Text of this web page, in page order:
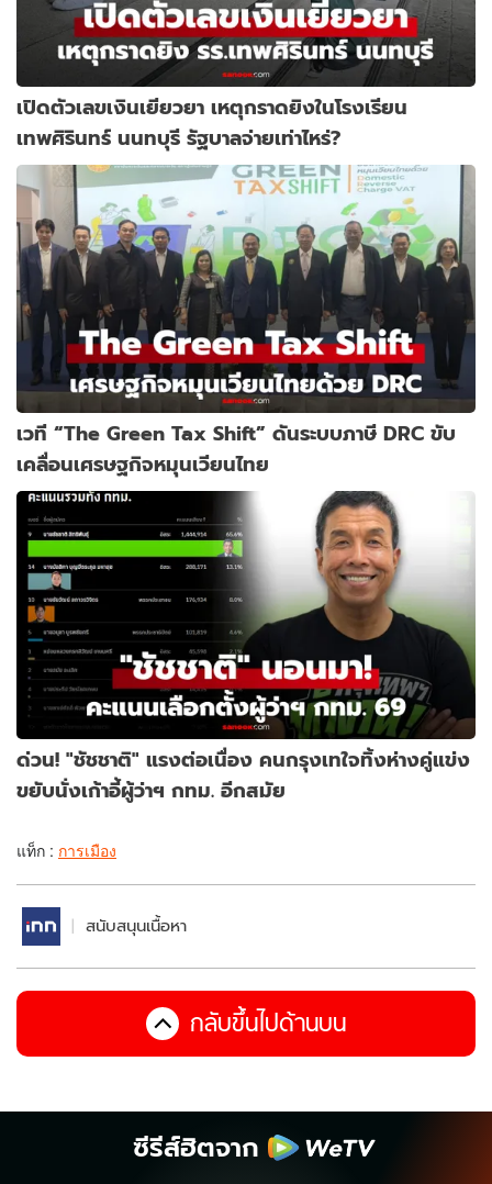
เปิดตัวเลขเงินเยียวยา เหตุกราดยิงในโรงเรียน
เทพศิรินทร์ นนทบุรี รัฐบาลจ่ายเท่าไหร่?
เวที “The Green Tax Shift” ดันระบบภาษี DRC ขับ
เคลื่อนเศรษฐกิจหมุนเวียนไทย
ด่วน! "ชัชชาติ" แรงต่อเนื่อง คนกรุงเทใจทิ้งห่างคู่แข่ง
ขยับนั่งเก้าอี้ผู้ว่าฯ กทม. อีกสมัย
แท็ก : การเมือง
สนับสนุนเนื้อหา
กลับขึ้นไปด้านบน
ซีรีส์ฮิตจาก